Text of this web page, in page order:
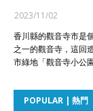
2023/11/02
香川縣的觀音寺市是
之一的觀音寺，這回
市綠地「觀音寺小公
POPULAR | 熱門